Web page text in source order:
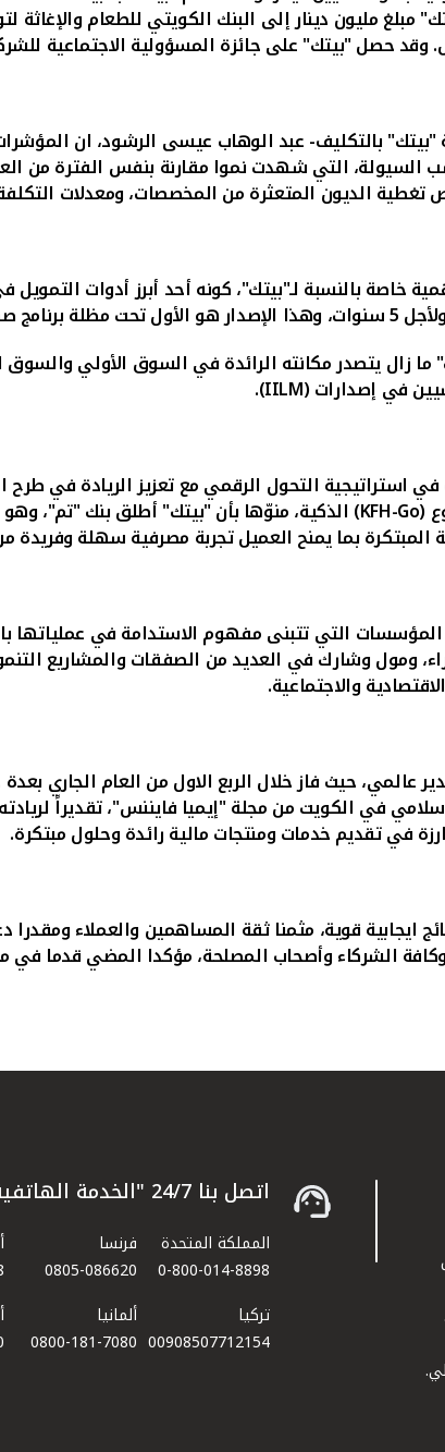
وقد حصل "بيتك" على جائزة المسؤولية الاجتماعية
"بيتك" بالتكليف- عبد الوهاب عيسى الرشود
التي شهدت نموا مقارنة بنفس الفترة من
الديون المتعثرة من المخصصات، ومعدلات التكلفة
بالنسبة لـ"بيتك"، كونه أحد أبرز أدوات التمويل
مظلة برنامج صكوك "بيتك" بقيمة اجمالية للبرنامج تعادل 4 مليارات دولار أمريكي.
زال يتصدر مكانته الرائدة في السوق الأولي والسوق
في إصدارات (IILM
).
استراتيجية التحول الرقمي مع تعزيز الريادة في طرح
(
KFH-Go) الذكية، منوّها بأن "بيتك" أطلق بنك "تم"،
بما يمنح العميل تجربة مصرفية سهلة وفريدة
التي تتبنى مفهوم الاستدامة في عملياتها
ومول وشارك في العديد من الصفقات والمشاريع
والاجتماعية.
عالمي، حيث فاز خلال الربع الاول من العام الجاري
في الكويت من مجلة "إيميا فايننس"، تقديراً
في تقديم خدمات ومنتجات مالية رائدة وحلول مبتكرة.
ايجابية قوية، مثمنا ثقة المساهمين والعملاء
الشركاء وأصحاب المصلحة، مؤكدا المضي قدما في
اتصل بنا 24/7 "الخدمة الهاتفية" 1803333
المملكة المتحدة
0-800-014-8898
فرنسا
0805-086620
تركيا
00908507712154​
ألمانيا
0800-181-7080